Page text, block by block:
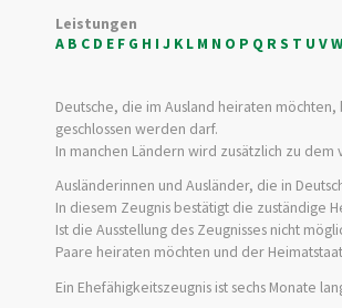
Leistungen
A B C D E F G H I J K L M N O P Q RS T U VW
Deutsche, die im Ausland heiraten
geschlossen werden darf.
In manchen Ländern wird zusätzlich zu
Ausländerinnen und Ausländer, die in
In diesem Zeugnis bestätigt die zuständige
Ist die Ausstellung des Zeugnisses nicht
Paare heiraten möchten und der
Ein Ehefähigkeitszeugnis ist sechs Monate